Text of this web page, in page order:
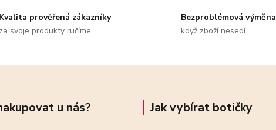
Kvalita prověřená zákazníky
za svoje produkty ručíme
Bezproblémová výměna
když zboží nesedí
u nás? Jak vybírat botičky